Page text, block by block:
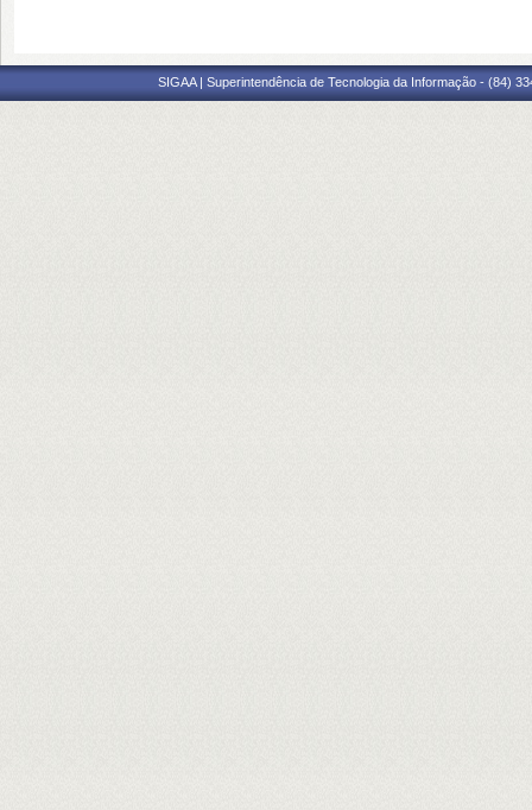
SIGAA | Superintendência de Tecnologia da Informação - (84)